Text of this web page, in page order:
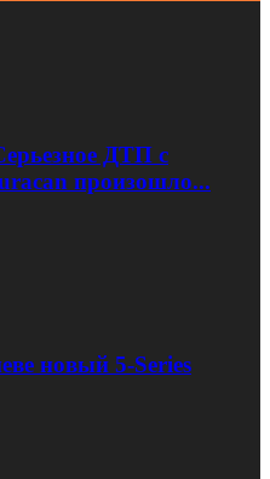
ДТП с
произошло...
новый 5-Series